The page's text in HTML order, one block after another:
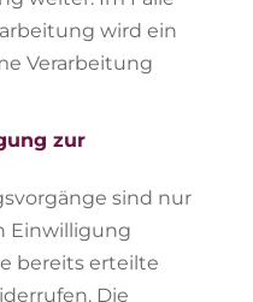
wird ein
Verarbeitung
zur
sind nur
Einwilligung
bereits erteilte
Die